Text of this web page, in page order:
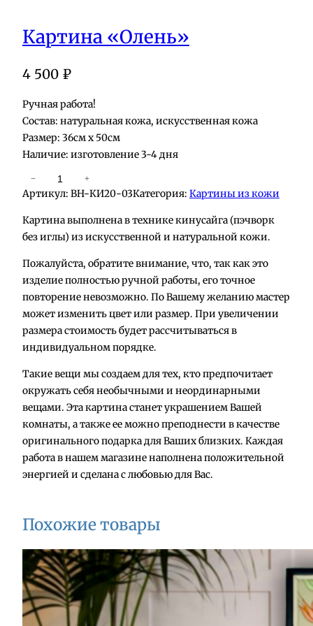
Картина «Олень»
4 500 ₽
Ручная работа!
Состав: натуральная кожа, искусственная кожа
Размер: 36см х 50см
Наличие: изготовление 3-4 дня
о
л
и
е
с
т
в
о
т
в
а
р
а
К
а
р
и
н
а
О
л
е
− +
Артикул: BH-КИ20-03Категория: Картины из кожи
Картина выполнена в технике кинусайга (пэчворк
без иглы) из искусственной и натуральной кожи.
Пожалуйста, обратите внимание, что, так как это
изделие полностью ручной работы, его точное
повторение невозможно. По Вашему желанию мастер
может изменить цвет или размер. При увеличении
размера стоимость будет рассчитываться в
индивидуальном порядке.
Такие вещи мы создаем для тех, кто предпочитает
окружать себя необычными и неординарными
вещами. Эта картина станет украшением Вашей
комнаты, а также ее можно преподнести в качестве
оригинального подарка для Ваших близких. Каждая
работа в нашем магазине наполнена положительной
энергией и сделана с любовью для Вас.
Похожие товары